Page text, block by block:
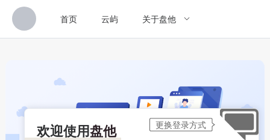
首页 云屿 关于盘他
欢迎使用盘他